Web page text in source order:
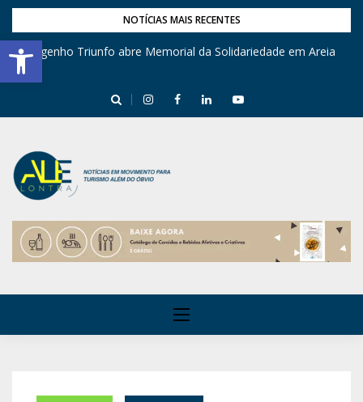
Barra de Ferramentas Aberta
NOTÍCIAS MAIS RECENTES
Engenho Triunfo abre Memorial da Solidariedade em Areia